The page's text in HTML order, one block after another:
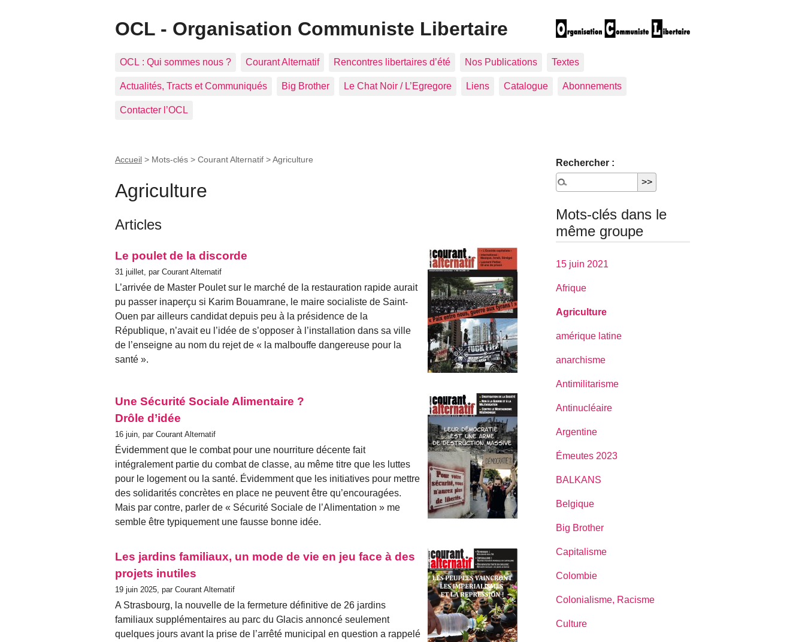
OCL - Organisation Communiste Libertaire
OCL : Qui sommes nous ? Courant Alternatif Rencontres libertaires d’été Nos Publications Textes
Actualités, Tracts et Communiqués Big Brother Le Chat Noir / L’Egregore Liens Catalogue Abonnements
Contacter l’OCL
Accueil > Mots-clés > Courant Alternatif >Agriculture
Agriculture
Articles
Le poulet de la discorde
31 juillet, par Courant Alternatif
L’arrivée de Master Poulet sur le marché de la restauration rapide aurait
pu passer inaperçu si Karim Bouamrane, le maire socialiste de Saint-
Ouen par ailleurs candidat depuis peu à la présidence de la
République, n’avait eu l’idée de s’opposer à l’installation dans sa ville
de l’enseigne au nom du rejet de « la malbouffe dangereuse pour la
santé ».
Une Sécurité Sociale Alimentaire ?
Drôle d’idée
16 juin, par Courant Alternatif
Évidemment que le combat pour une nourriture décente fait
intégralement partie du combat de classe, au même titre que les luttes
pour le logement ou la santé. Évidemment que les initiatives pour mettre
des solidarités concrètes en place ne peuvent être qu’encouragées.
Mais par contre, parler de « Sécurité Sociale de l’Alimentation » me
semble être typiquement une fausse bonne idée.
Les jardins familiaux, un mode de vie en jeu face à des
projets inutiles
19 juin 2025, par Courant Alternatif
A Strasbourg, la nouvelle de la fermeture définitive de 26 jardins
familiaux supplémentaires au parc du Glacis annoncé seulement
quelques jours avant la prise de l’arrêté municipal en question a rappelé
Rechercher :
Mots-clés dans le
même groupe
15 juin 2021
Afrique
Agriculture
amérique latine
anarchisme
Antimilitarisme
Antinucléaire
Argentine
Émeutes 2023
BALKANS
Belgique
Big Brother
Capitalisme
Colombie
Colonialisme, Racisme
Culture